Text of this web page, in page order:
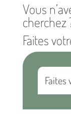
Vous
cherchez
Faites